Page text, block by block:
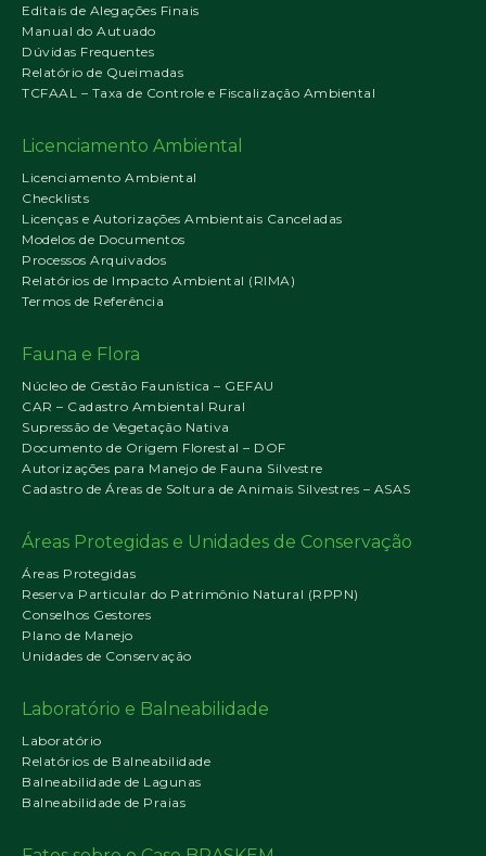
Editais de Alegações Finais
Manual do Autuado
Dúvidas Frequentes
Relatório de Queimadas
TCFAAL – Taxa de Controle e Fiscalização Ambiental
Licenciamento Ambiental
Licenciamento Ambiental
Checklists
Licenças e Autorizações Ambientais Canceladas
Modelos de Documentos
Processos Arquivados
Relatórios de Impacto Ambiental (RIMA)
Termos de Referência
Fauna e Flora
Núcleo de Gestão Faunística – GEFAU
CAR – Cadastro Ambiental Rural
Supressão de Vegetação Nativa
Documento de Origem Florestal – DOF
Autorizações para Manejo de Fauna Silvestre
Cadastro de Áreas de Soltura de Animais Silvestres – ASAS
Áreas Protegidas e Unidades de Conservação
Áreas Protegidas
Reserva Particular do Patrimônio Natural (RPPN)
Conselhos Gestores
Plano de Manejo
Unidades de Conservação
Laboratório e Balneabilidade
Laboratório
Relatórios de Balneabilidade
Balneabilidade de Lagunas
Balneabilidade de Praias